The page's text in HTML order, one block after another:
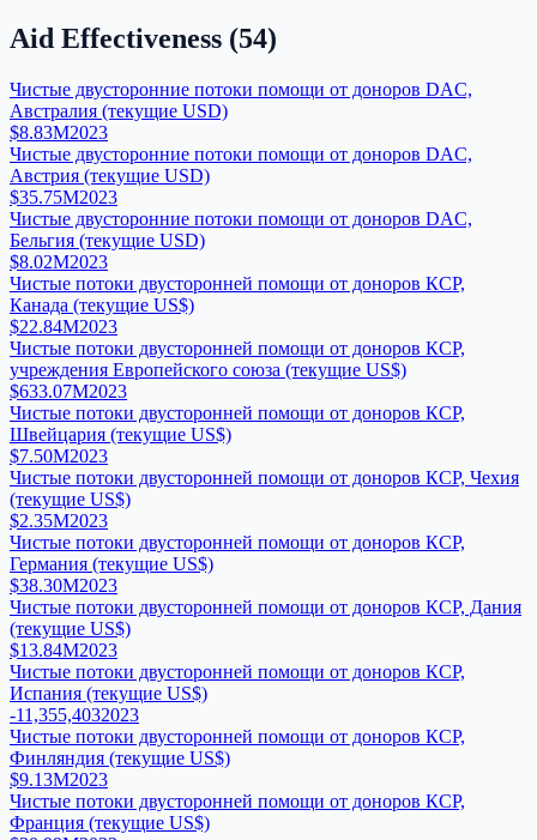
Aid Effectiveness (54)
Чистые двусторонние потоки помощи от доноров DAC,
Австралия (текущие USD)
$8.83M2023
Чистые двусторонние потоки помощи от доноров DAC,
Австрия (текущие USD)
$35.75M2023
Чистые двусторонние потоки помощи от доноров DAC,
Бельгия (текущие USD)
$8.02M2023
Чистые потоки двусторонней помощи от доноров КСР,
Канада (текущие US$)
$22.84M2023
Чистые потоки двусторонней помощи от доноров КСР,
учреждения Европейского союза (текущие US$)
$633.07M2023
Чистые потоки двусторонней помощи от доноров КСР,
Швейцария (текущие US$)
$7.50M2023
Чистые потоки двусторонней помощи от доноров КСР, Чехия
(текущие US$)
$2.35M2023
Чистые потоки двусторонней помощи от доноров КСР,
Германия (текущие US$)
$38.30M2023
Чистые потоки двусторонней помощи от доноров КСР, Дания
(текущие US$)
$13.84M2023
Чистые потоки двусторонней помощи от доноров КСР,
Испания (текущие US$)
-11,355,4032023
Чистые потоки двусторонней помощи от доноров КСР,
Финляндия (текущие US$)
$9.13M2023
Чистые потоки двусторонней помощи от доноров КСР,
Франция (текущие US$)